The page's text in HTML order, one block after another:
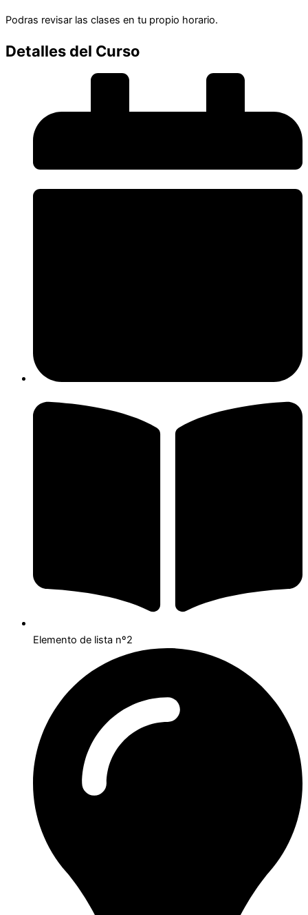
Podras revisar las clases en tu propio horario.
Detalles del Curso
Elemento de lista nº2